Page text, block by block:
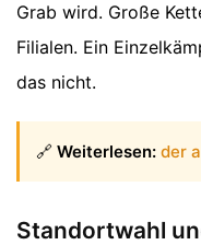
Grab wird. Große
Filialen. Ein
das nicht.
🔗 Weiterlesen: der
Standortwahl